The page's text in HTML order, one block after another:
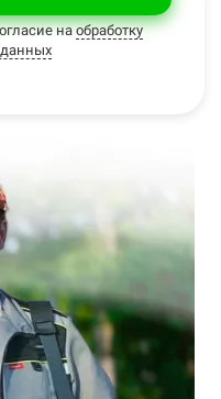
наобработку